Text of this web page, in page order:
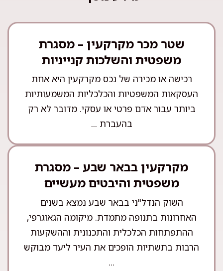
שטר מכר מקרקעין – מסגרת
משפטית והשלכות קנייניות
רכישה או מכירה של נכס מקרקעין היא אחת
העסקאות המשפטיות והכלכליות המשמעותיות
ביותר עבור אדם פרטי או עסקי. מדובר לא רק
בהעברת ...
מקרקעין בבאר שבע – מסגרת
משפטית והיבטים מעשיים
השוק הנדל"ני בבאר שבע נמצא בשנים
האחרונות בתנופה מתמדת. מיקומה הגאוגרפי,
ההתפתחות הכלכלית והתכנונית וההשקעות
הרבות בתשתיות הופכים את העיר ליעד מבוקש
...